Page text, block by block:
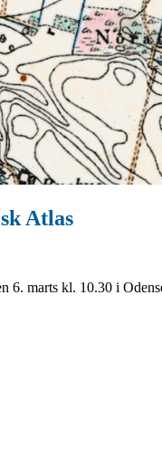
Atlas
marts kl. 10.30 i